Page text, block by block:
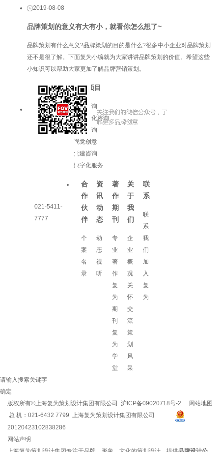
2019-08-08
品牌策划的意义有大有小，就看你怎么想了~
品牌策划有什么意义?品牌策划的目的是什么?很多中小企业对品牌策划
还不是很了解。下面复为小编就为大家讲讲品牌策划的价值。希望这些
小知识可以帮助大家更加了解品牌营销策划。
021-5411-
7777
服务项目
品牌咨询
企业文化咨询
增长咨询
视觉创意
党建咨询
数字化服务
合
作
伙
伴
个
案
名
录
资
讯
动
态
动
态
视
听
著
作
期
刊
专
业
著
作
复
为
期
刊
复
为
学
堂
关
于
我
们
企
业
概
况
关
怀
交
流
策
划
风
采
联
系
联
系
我
们
加
入
复
为
请输入搜索关键字
确定
网站地图
版权所有©上海复为策划设计集团有限公司 沪ICP备09020718号-2
总 机：021-6432 7799 上海复为策划设计集团有限公司
20120423102838286
网站声明